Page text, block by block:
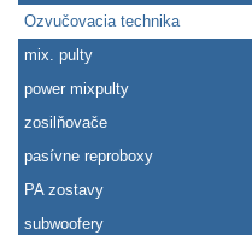
Ozvučovacia technika
mix. pulty
power mixpulty
zosilňovače
pasívne reproboxy
PA zostavy
subwoofery